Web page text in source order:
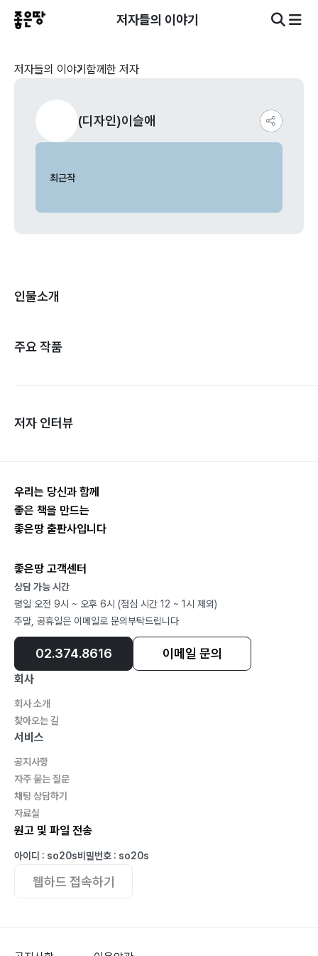
저자들의 이야기
저자들의 이야기 함께한 저자
(디자인)이슬애
최근작
인물소개
주요 작품
저자 인터뷰
우리는 당신과 함께
좋은 책을 만드는
좋은땅 출판사입니다
좋은땅 고객센터
상담 가능 시간
평일 오전 9시 ~ 오후 6시 (점심 시간 12 ~ 1시 제외)
주말, 공휴일은 이메일로 문의부탁드립니다
02.374.8616 이메일 문의
회사
회사 소개
찾아오는 길
서비스
공지사항
자주 묻는 질문
채팅 상담하기
자료실
원고 및 파일 전송
아이디 : so20s비밀번호 : so20s
웹하드 접속하기